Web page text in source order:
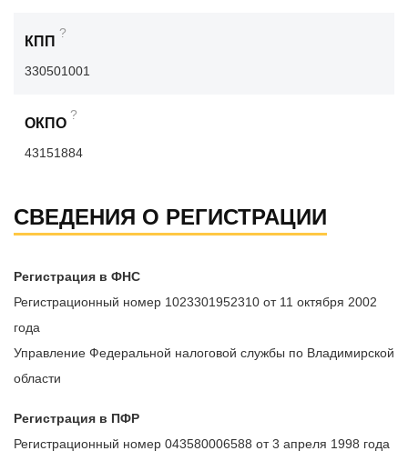
КПП
?
330501001
ОКПО
?
43151884
СВЕДЕНИЯ О РЕГИСТРАЦИИ
Регистрация в ФНС
Регистрационный номер 1023301952310 от 11 октября 2002
года
Управление Федеральной налоговой службы по Владимирской
области
Регистрация в ПФР
Регистрационный номер 043580006588 от 3 апреля 1998 года